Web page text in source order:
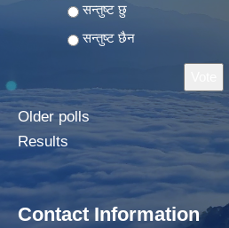
Choices
सन्तुष्ट छु
सन्तुष्ट छैन
Older polls
Results
Contact Information